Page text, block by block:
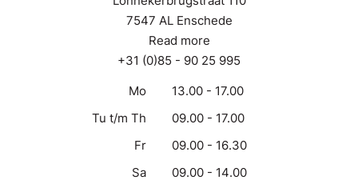
7547 AL Enschede
Read more
+31 (0)85 - 90 25 995
Mo
13.00 - 17.00
Tu t/m Th
09.00 - 17.00
Fr
09.00 - 16.30
Sa
09.00 - 14.00